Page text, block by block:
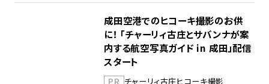
成田空港でのヒコーキ撮影のお供
に！ 「チャーリィ古庄とサバンナが案
内する航空写真ガイド in 成田」配信
スタート
PR チャーリィ古庄ヒコーキ撮影